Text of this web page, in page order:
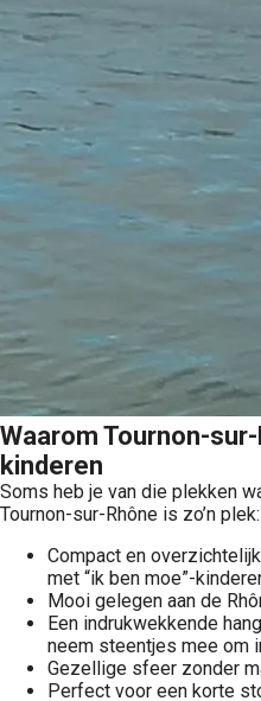
Waarom Tournon-
kinderen
Soms heb je van die plekken
Tournon-sur-Rhône is zo’n plek:
Compact en
met “ik ben moe”-
Mooi gelegen aan de
Een indrukwekkende
neem steentjes mee om
Gezellige sfeer zonder
Perfect voor een korte